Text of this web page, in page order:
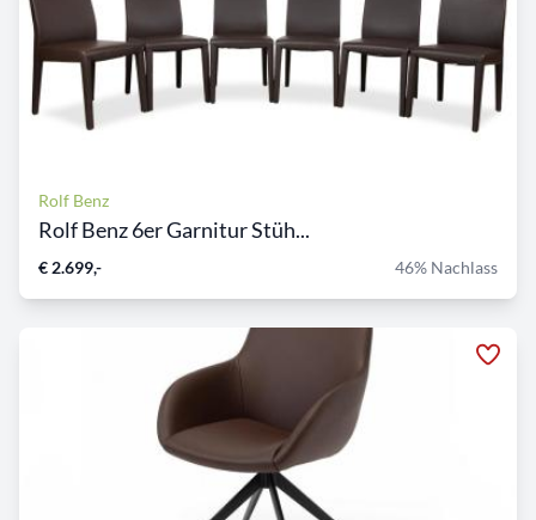
Rolf Benz
Rolf Benz 6er Garnitur Stüh...
€ 2.699,- 46% Nachlass